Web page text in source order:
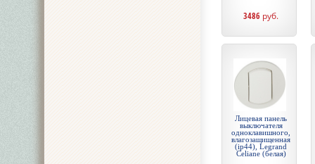
3486 руб.
Лицевая панель
выключателя
одноклавишного,
влагозащищенная
(ip44), Legrand
Celiane (белая)